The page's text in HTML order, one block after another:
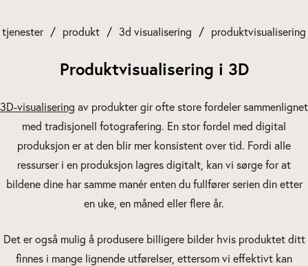
tjenester produkt 3d visualisering produktvisualisering
Produktvisualisering i 3D
3D-visualisering av produkter gir ofte store fordeler sammenlignet
med tradisjonell fotografering. En stor fordel med digital
produksjon er at den blir mer konsistent over tid. Fordi alle
ressurser i en produksjon lagres digitalt, kan vi sørge for at
bildene dine har samme manér enten du fullfører serien din etter
en uke, en måned eller flere år.
Det er også mulig å produsere billigere bilder hvis produktet ditt
finnes i mange lignende utførelser, ettersom vi effektivt kan